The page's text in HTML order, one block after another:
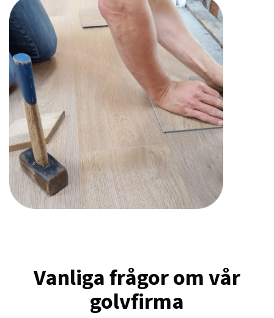
Vanliga frågor om vår
golvfirma